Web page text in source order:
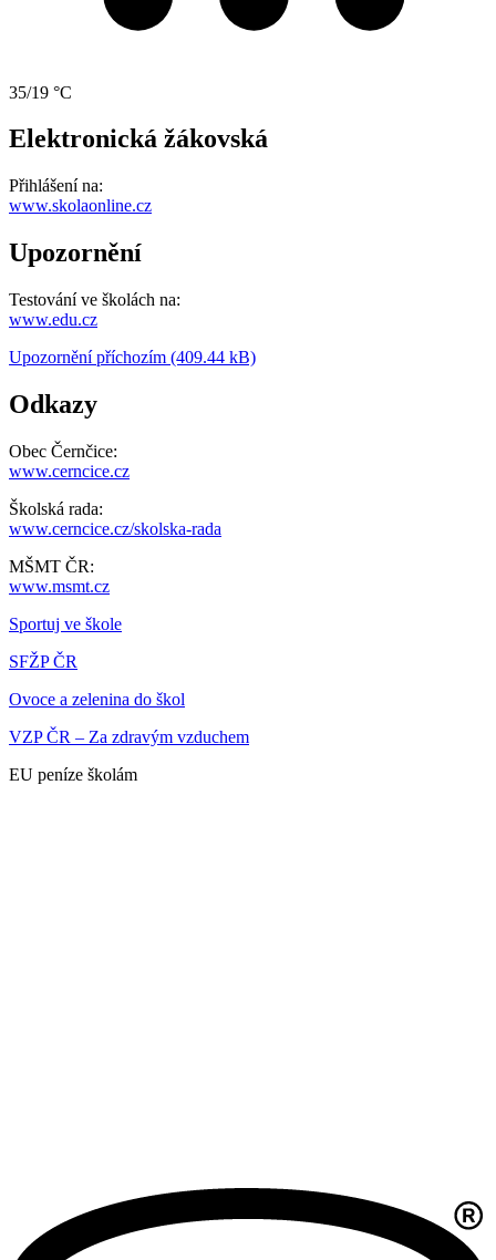
35/19 °C
Elektronická žákovská
Přihlášení na:
www.skolaonline.cz
Upozornění
Testování ve školách na:
www.edu.cz
Upozornění příchozím (409.44 kB)
Odkazy
Obec Černčice:
www.cerncice.cz
Školská rada:
www.cerncice.cz/skolska-rada
MŠMT ČR:
www.msmt.cz
Sportuj ve škole
SFŽP ČR
Ovoce a zelenina do škol
VZP ČR – Za zdravým vzduchem
EU peníze školám